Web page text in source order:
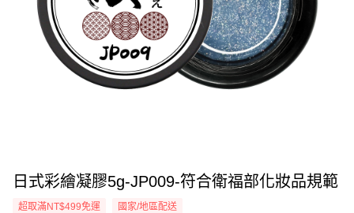
日式彩繪凝膠5g-JP009-符合衛福部化妝品規範
超取滿NT$499免運 國家/地區配送